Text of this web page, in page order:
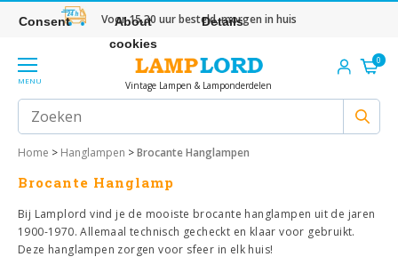
Voor 15.30 uur besteld, morgen in huis
MENU Vintage Lampen & Lamponderdelen
0
Home > Hanglampen >Brocante Hanglampen
Brocante Hanglamp
Bij Lamplord vind je de mooiste brocante hanglampen uit de jaren
1900-1970. Allemaal technisch gecheckt en klaar voor gebruikt.
Deze hanglampen zorgen voor sfeer in elk huis!
Consent
About
cookies
Details